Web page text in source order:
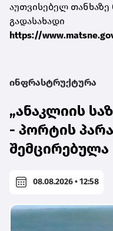
აუთვისებელ თანხაზე
გადასახადი
https://
ინფრასტრუქტურა
„ანაკლიის
- პორტის
შემცირებულა
08.08.2026 • 12:58